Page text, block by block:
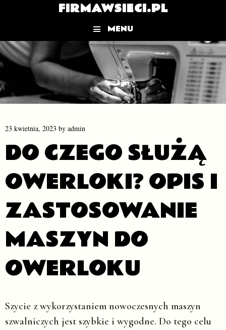
FIRMAWSIECI.PL
MENU
Skip to content
23 kwietnia, 2023 by admin
DO CZEGO SŁUŻĄ
OWERLOKI? OPIS I
ZASTOSOWANIE
MASZYN DO
OWERLOKU
Szycie z wykorzystaniem nowoczesnych maszyn
szwalniczych jest szybkie i wygodne. Do tego celu